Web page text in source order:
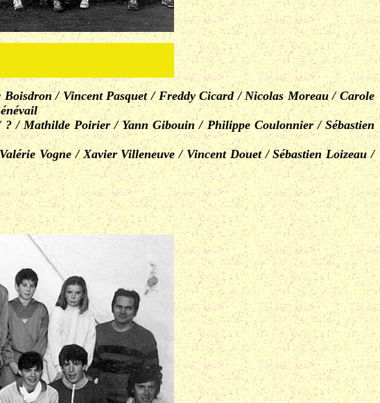
/ Vincent Pasquet / Freddy Cicard / Nicolas Moreau / Carole
/ Mathilde Poirier / Yann Gibouin / Philippe Coulonnier / Sébastien
Vogne / Xavier Villeneuve / Vincent Douet / Sébastien Loizeau /